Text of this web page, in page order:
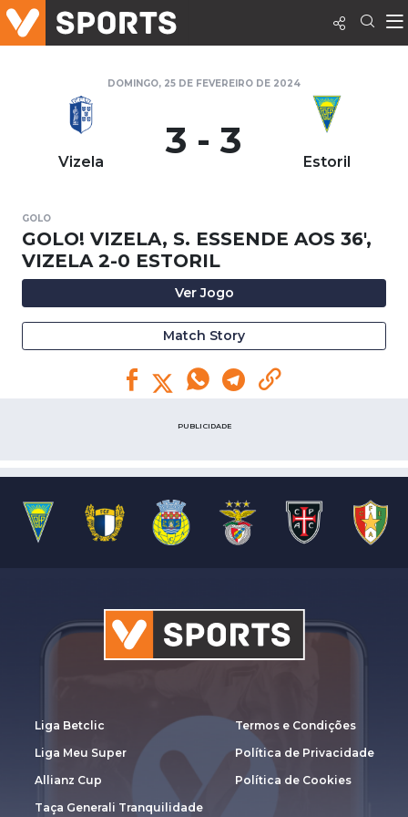
DOMINGO, 25 DE FEVEREIRO DE 2024
Vizela 3 - 3 Estoril
GOLO
GOLO! VIZELA, S. ESSENDE AOS 36',
VIZELA 2-0 ESTORIL
Ver Jogo
Match Story
PUBLICIDADE
Liga Betclic
Liga Meu Super
Allianz Cup
Taça Generali Tranquilidade
Termos e Condições
Política de Privacidade
Política de Cookies